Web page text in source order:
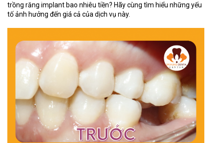
trồng răng implant bao nhiêu tiền? Hãy cùng tìm hiểu những yếu
tố ảnh hưởng đến giá cả của dịch vụ này.